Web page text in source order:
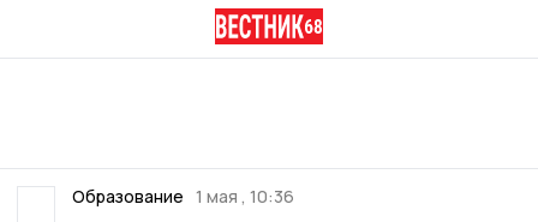
Образование 1 мая , 10:36